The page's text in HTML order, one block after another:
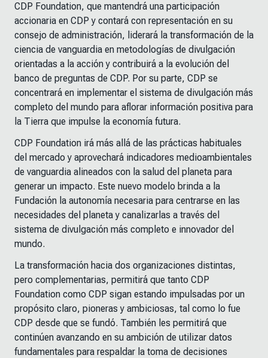
CDP Foundation, que mantendrá una participación
accionaria en CDP y contará con representación en su
consejo de administración, liderará la transformación de la
ciencia de vanguardia en metodologías de divulgación
orientadas a la acción y contribuirá a la evolución del
banco de preguntas de CDP. Por su parte, CDP se
concentrará en implementar el sistema de divulgación más
completo del mundo para aflorar información positiva para
la Tierra que impulse la economía futura.
CDP Foundation irá más allá de las prácticas habituales
del mercado y aprovechará indicadores medioambientales
de vanguardia alineados con la salud del planeta para
generar un impacto. Este nuevo modelo brinda a la
Fundación la autonomía necesaria para centrarse en las
necesidades del planeta y canalizarlas a través del
sistema de divulgación más completo e innovador del
mundo.
La transformación hacia dos organizaciones distintas,
pero complementarias, permitirá que tanto CDP
Foundation como CDP sigan estando impulsadas por un
propósito claro, pioneras y ambiciosas, tal como lo fue
CDP desde que se fundó. También les permitirá que
continúen avanzando en su ambición de utilizar datos
fundamentales para respaldar la toma de decisiones